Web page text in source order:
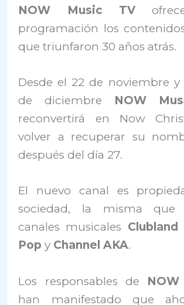
NOW Music TV
programación los
que triunfaron 30 años atrás.
Desde el 22 de noviembre y
de diciembre NOW
reconvertirá en Now
volver a recuperar su
después del día 27.
El nuevo canal es
sociedad, la misma que
canales musicales Clubland
Pop y Channel AKA.
Los responsables de
han manifestado que